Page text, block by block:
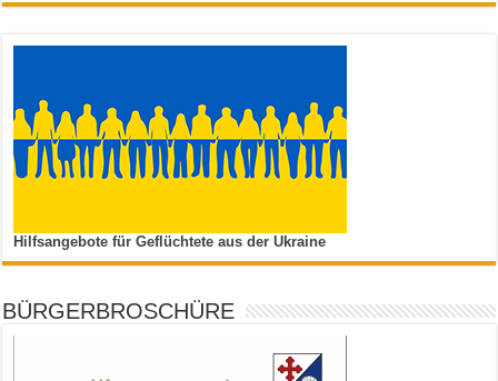
Hilfsangebote für Geflüchtete aus der Ukraine
BÜRGERBROSCHÜRE